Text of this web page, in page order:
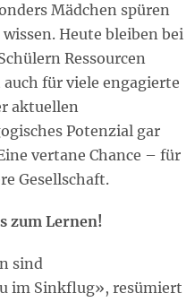
Mädchen spüren
Heute bleiben bei
Ressourcen
für viele engagierte
aktuellen
Potenzial gar
vertane Chance – für
Gesellschaft.
zum Lernen!
sind
im Sinkflug», resümiert